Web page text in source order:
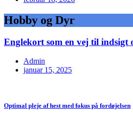
Hobby og Dyr
Englekort som en vej til indsigt
Admin
januar 15, 2025
Optimal pleje af hest med fokus på fordøjelsen